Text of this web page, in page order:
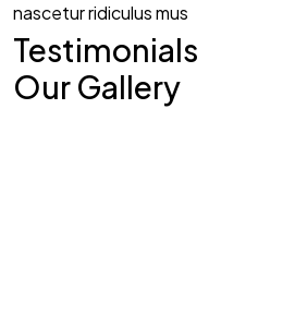
nascetur ridiculus mus
Testimonials
Our Gallery